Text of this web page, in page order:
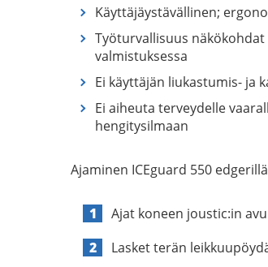
Käyttäjäystävällinen;
Työturvallisuus
valmistuksessa
Ei käyttäjän liukastumis- ja
Ei aiheuta terveydelle
hengitysilmaan
Ajaminen ICEguard 550
Ajat koneen joustic:in
Lasket terän